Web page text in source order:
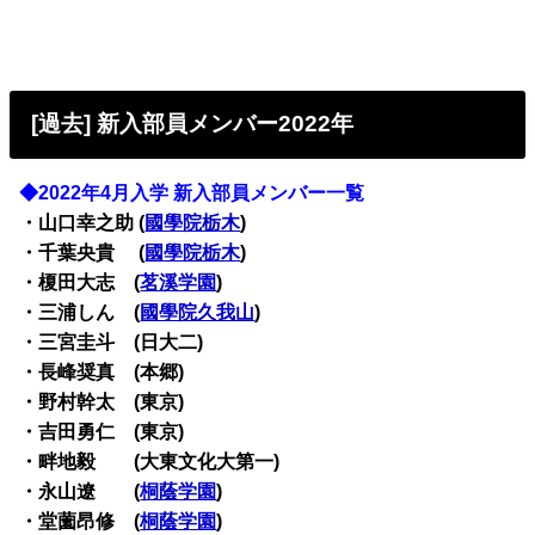
[過去] 新入部員メンバー2022年
◆2022年4月入学 新入部員メンバー一覧
・山口幸之助 (國學院栃木)
・千葉央貴 (國學院栃木)
・榎田大志 (茗溪学園)
・三浦しん (國學院久我山)
・三宮圭斗 (日大二)
・長峰奨真 (本郷)
・野村幹太 (東京)
・吉田勇仁 (東京)
・畔地毅 (大東文化大第一)
・永山遼 (桐蔭学園)
・堂薗昂修 (桐蔭学園)